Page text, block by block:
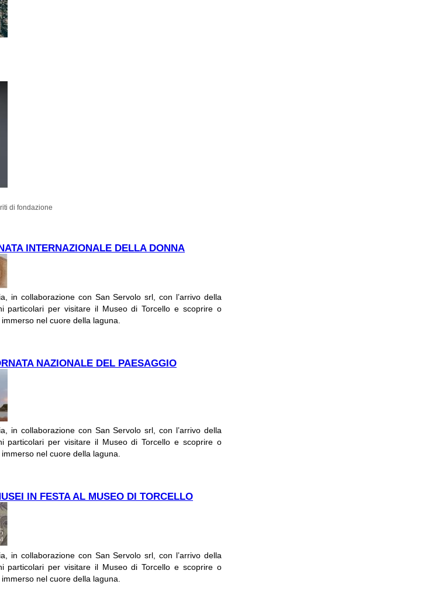
di fondazione
INTERNAZIONALE DELLA DONNA
in collaborazione con San Servolo srl, con l’arrivo della
particolari per visitare il Museo di Torcello e scoprire o
nel cuore della laguna.
NAZIONALE DEL PAESAGGIO
in collaborazione con San Servolo srl, con l’arrivo della
particolari per visitare il Museo di Torcello e scoprire o
nel cuore della laguna.
IN FESTA AL MUSEO DI TORCELLO
in collaborazione con San Servolo srl, con l’arrivo della
particolari per visitare il Museo di Torcello e scoprire o
nel cuore della laguna.